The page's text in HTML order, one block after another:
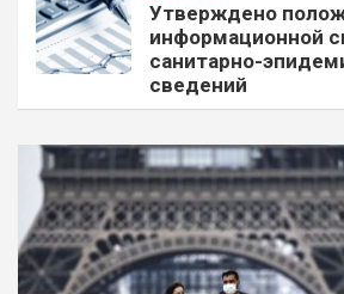
Утверждено
информационной
санитарно-
сведений